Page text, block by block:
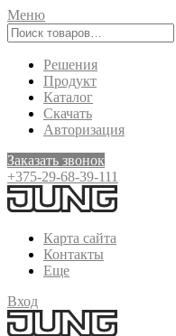
Меню
Решения
Продукт
Каталог
Скачать
Авторизация
Заказать звонок
+375-29-68-39-111
Карта сайта
Контакты
Еще
Вход